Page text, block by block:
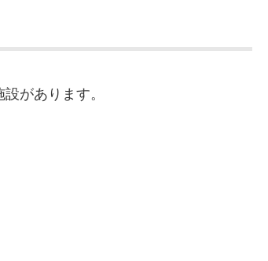
があります。